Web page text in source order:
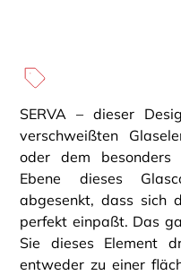
SERVA – dieser
verschweißten
oder dem besonders
Ebene dieses
abgesenkt, dass sich
perfekt einpaßt. Das
Sie dieses Element
entweder zu einer